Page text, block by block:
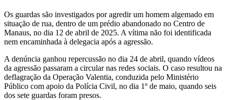
Os guardas são investigados por agredir um homem algemado em
situação de rua, dentro de um prédio abandonado no Centro de
Manaus, no dia 12 de abril de 2025. A vítima não foi identificada
nem encaminhada à delegacia após a agressão.
A denúncia ganhou repercussão no dia 24 de abril, quando vídeos
da agressão passaram a circular nas redes sociais. O caso resultou na
deflagração da Operação Valentia, conduzida pelo Ministério
Público com apoio da Polícia Civil, no dia 1º de maio, quando seis
dos sete guardas foram presos.